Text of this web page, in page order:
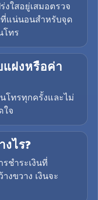
ใสอยู่เสมอตรวจ
แน่นอนสำหรับจุด
โทร
ฝงหรือค่า
โทรทุกครั้งและไม่
ใจ
ไร?
ชำระเงินที่
งขวาง เงินจะ